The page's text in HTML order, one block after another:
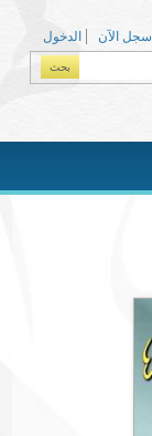
الدخول
سجل الآن